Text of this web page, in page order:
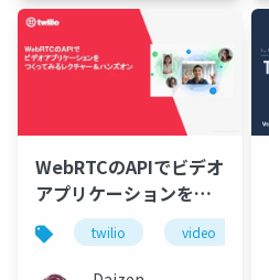
WebRTCのAPIでビデオ
アプリケーションをつ
くってみるレクチャー
＆ハンズオン
twilio video